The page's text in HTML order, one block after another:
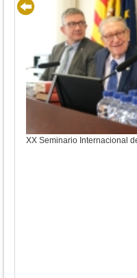
XX Seminario Internacional